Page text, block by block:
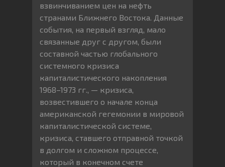
взвинчиванием цен на нефть
странами Ближнего Востока. Данные
события, на первый взгляд, мало
связанные друг с другом, были
составной частью глобального
системного кризиса
капиталистического накопления
1968–1973 гг., — кризиса,
возвестившего о начале конца
американской гегемонии в мировой
капиталистической системе,
кризиса, ставшего отправной точкой
в долгом и сложном процессе,
который в конечном счете